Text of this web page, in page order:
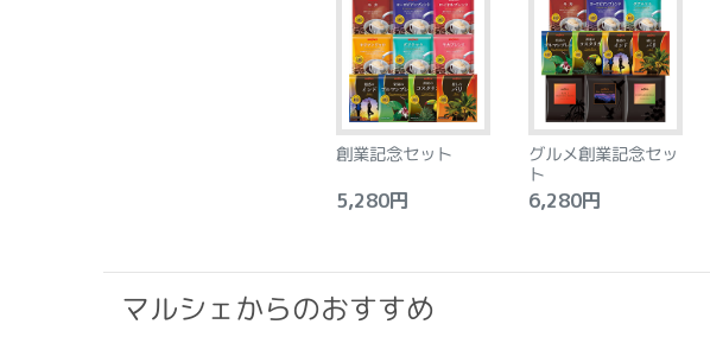
創業記念セット
5,280円
グルメ創業記念セッ
ト
6,280円
マルシェからのおすすめ